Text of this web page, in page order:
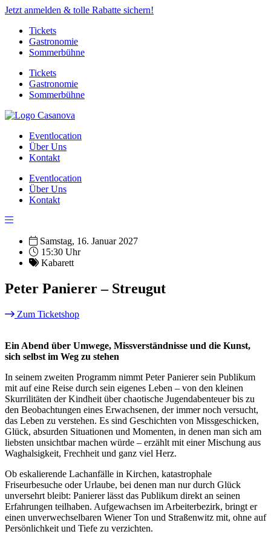
Jetzt anmelden & tolle Rabatte sichern!
Tickets
Gastronomie
Sommerbühne
Tickets
Gastronomie
Sommerbühne
Eventlocation
Über Uns
Kontakt
Eventlocation
Über Uns
Kontakt
Samstag, 16. Januar 2027
15:30 Uhr
Kabarett
Peter Panierer – Streugut
Zum Ticketshop
Ein Abend über Umwege, Missverständnisse und die Kunst,
sich selbst im Weg zu stehen
In seinem zweiten Programm nimmt Peter Panierer sein Publikum
mit auf eine Reise durch sein eigenes Leben – von den kleinen
Skurrilitäten der Kindheit über chaotische Jugendabenteuer bis zu
den Beobachtungen eines Erwachsenen, der immer noch versucht,
das Leben zu verstehen. Es sind Geschichten von Missgeschicken,
Glück, absurden Situationen und Momenten, in denen man sich am
liebsten unsichtbar machen würde – erzählt mit einer Mischung aus
Waghalsigkeit, Frechheit und ganz viel Herz.
Ob eskalierende Lachanfälle in Kirchen, katastrophale
Friseurbesuche oder Urlaube, bei denen man nur durch Glück
unversehrt bleibt: Panierer lässt das Publikum direkt an seinen
Erfahrungen teilhaben. Aufgewachsen im Arbeiterbezirk, bringt er
einen unverwechselbaren Wiener Ton und Straßenwitz mit, ohne auf
Persönlichkeit und Tiefe zu verzichten.